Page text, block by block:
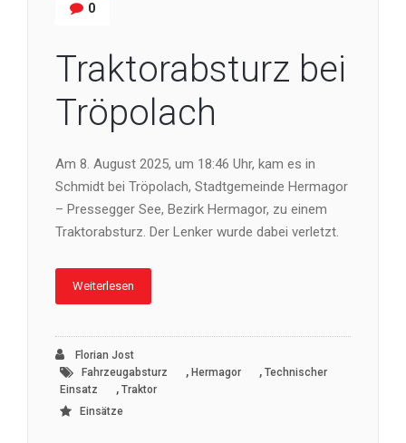
0
Traktorabsturz bei
Tröpolach
Am 8. August 2025, um 18:46 Uhr, kam es in
Schmidt bei Tröpolach, Stadtgemeinde Hermagor
– Pressegger See, Bezirk Hermagor, zu einem
Traktorabsturz. Der Lenker wurde dabei verletzt.
Weiterlesen
Florian Jost
Fahrzeugabsturz
, Hermagor , Technischer
Einsatz
, Traktor
Einsätze